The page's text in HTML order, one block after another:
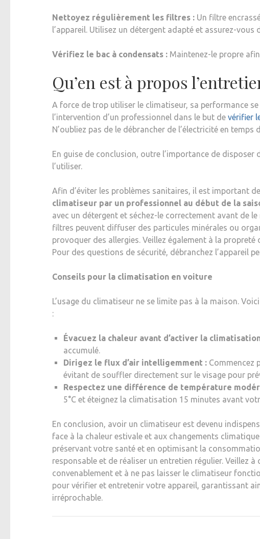
Nettoyez régulièrement les filtres : Un filtre
l’appareil. Utilisez un détergent adapté et assurez-vous
Vérifiez le bac à condensats : Maintenez-le propre
Qu’en est à propos
A force de trop utiliser le climatiseur, sa performance
l’intervention d’un professionnel dans le but de vérifier
N’oubliez pas de le débrancher de l’électricité en
En guise de conclusion, outre l’importance de
l’utiliser.
Afin d’éviter les problèmes sanitaires, il est important
climatiseur par un professionnel au début de la
avec un détergent et séchez-le correctement avant de
filtres peuvent diffuser des particules minérales ou
provoquer des allergies. Veillez également à la propreté
Pour des questions de sécurité, débranchez l’appareil
Conseils pour la climatisation en voiture
L’usage du climatiseur ne se limite pas à la maison.
:
Évacuez la chaleur avant d’activer la
accumulé.
Dirigez le flux d’air intelligemment : Commencez
évitant de souffler directement sur le visage pour
Respectez une différence de température
5°C et éteignez la climatisation 15 minutes avant
En conclusion, avoir un climatiseur est devenu
face à la chaleur estivale et aux changements
préservant votre santé et en optimisant la
responsable et de réaliser un entretien régulier. Veillez
convenablement et à ne pas laisser le climatiseur
pour vérifier et entretenir votre appareil, garantissant
irréprochable.